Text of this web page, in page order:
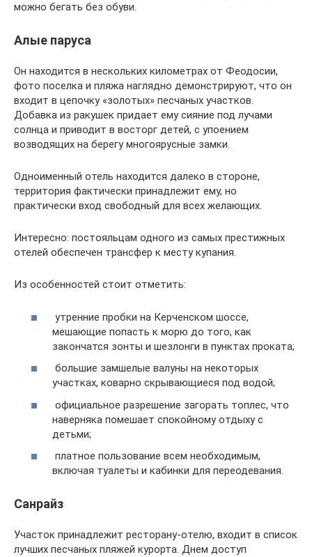
можно бегать без обуви.
Алые паруса
Он находится в нескольких километрах от Феодосии,
фото поселка и пляжа наглядно демонстрируют, что он
входит в цепочку «золотых» песчаных участков.
Добавка из ракушек придает ему сияние под лучами
солнца и приводит в восторг детей, с упоением
возводящих на берегу многоярусные замки.
Одноименный отель находится далеко в стороне,
территория фактически принадлежит ему, но
практически вход свободный для всех желающих.
Интересно: постояльцам одного из самых престижных
отелей обеспечен трансфер к месту купания.
Из особенностей стоит отметить:
утренние пробки на Керченском шоссе,
мешающие попасть к морю до того, как
закончатся зонты и шезлонги в пунктах проката;
большие замшелые валуны на некоторых
участках, коварно скрывающиеся под водой;
официальное разрешение загорать топлес, что
наверняка помешает спокойному отдыху с
детьми;
платное пользование всем необходимым,
включая туалеты и кабинки для переодевания.
Санрайз
Участок принадлежит ресторану-отелю, входит в список
лучших песчаных пляжей курорта. Днем доступ